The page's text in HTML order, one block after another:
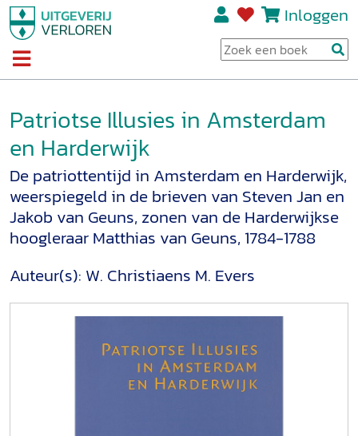
Inloggen
Patriotse Illusies in Amsterdam
en Harderwijk
De patriottentijd in Amsterdam en Harderwijk,
weerspiegeld in de brieven van Steven Jan en
Jakob van Geuns, zonen van de Harderwijkse
hoogleraar Matthias van Geuns, 1784-1788
Auteur(s): W. Christiaens M. Evers